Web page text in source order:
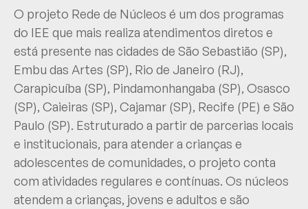
O projeto Rede de Núcleos é um dos programas
do IEE que mais realiza atendimentos diretos e
está presente nas cidades de São Sebastião (SP),
Embu das Artes (SP), Rio de Janeiro (RJ),
Carapicuíba (SP), Pindamonhangaba (SP), Osasco
(SP), Caieiras (SP), Cajamar (SP), Recife (PE) e São
Paulo (SP). Estruturado a partir de parcerias locais
e institucionais, para atender a crianças e
adolescentes de comunidades, o projeto conta
com atividades regulares e contínuas. Os núcleos
atendem a crianças, jovens e adultos e são